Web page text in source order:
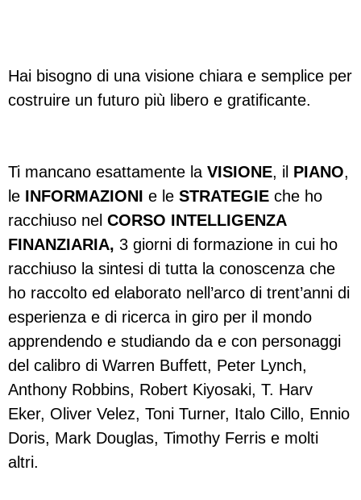
Hai bisogno di una visione chiara e semplice per
costruire un futuro più libero e gratificante.
Ti mancano esattamente la VISIONE, il PIANO,
le INFORMAZIONI e le STRATEGIE che ho
racchiuso nel CORSO INTELLIGENZA
FINANZIARIA, 3 giorni di formazione in cui ho
racchiuso la sintesi di tutta la conoscenza che
ho raccolto ed elaborato nell’arco di trent’anni di
esperienza e di ricerca in giro per il mondo
apprendendo e studiando da e con personaggi
del calibro di Warren Buffett, Peter Lynch,
Anthony Robbins, Robert Kiyosaki, T. Harv
Eker, Oliver Velez, Toni Turner, Italo Cillo, Ennio
Doris, Mark Douglas, Timothy Ferris e molti
altri.